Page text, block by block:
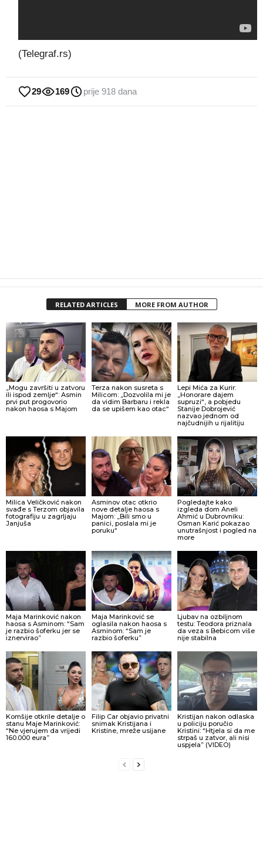
(Telegraf.rs)
29 169 prije 918 dana
RELATED ARTICLES MORE FROM AUTHOR
„Mogu završiti u zatvoru
ili ispod zemlje“: Asmin
prvi put progovorio
nakon haosa s Majom
Terza nakon susreta s
Milicom: „Dozvolila mi je
da vidim Barbaru i rekla
da se upišem kao otac“
Lepi Mića za Kurir:
„Honorare dajem
supruzi“, a pobjedu
Stanije Dobrojević
nazvao jednom od
najčudnijih u rijalitiju
Milica Veličković nakon
svađe s Terzom objavila
fotografiju u zagrljaju
Janjuša
Asminov otac otkrio
nove detalje haosa s
Majom: „Bili smo u
panici, poslala mi je
poruku“
Pogledajte kako
izgleda dom Aneli
Ahmić u Dubrovniku:
Osman Karić pokazao
unutrašnjost i pogled na
more
Maja Marinković nakon
haosa s Asminom: “Sam
je razbio šoferku jer se
iznervirao”
Maja Marinković se
oglasila nakon haosa s
Asminom: “Sam je
razbio šoferku”
Ljubav na ozbiljnom
testu: Teodora priznala
da veza s Bebicom više
nije stabilna
Komšije otkrile detalje o
stanu Maje Marinković:
“Ne vjerujem da vrijedi
160.000 eura”
Filip Car objavio privatni
snimak Kristijana i
Kristine, mreže usijane
Kristijan nakon odlaska
u policiju poručio
Kristini: “Htjela si da me
strpaš u zatvor, ali nisi
uspjela” (VIDEO)